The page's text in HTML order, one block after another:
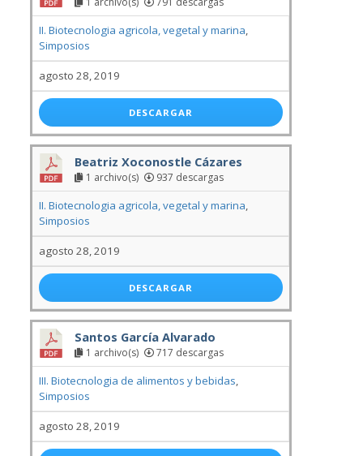
II. Biotecnologia agricola, vegetal y marina,
Simposios
agosto 28, 2019
DESCARGAR
Beatriz Xoconostle Cázares
1 archivo(s) 937 descargas
II. Biotecnologia agricola, vegetal y marina,
Simposios
agosto 28, 2019
DESCARGAR
Santos García Alvarado
1 archivo(s) 717 descargas
III. Biotecnologia de alimentos y bebidas,
Simposios
agosto 28, 2019